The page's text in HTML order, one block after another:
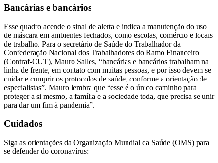
Bancárias e bancários
Esse quadro acende o sinal de alerta e indica a manutenção do uso
de máscara em ambientes fechados, como escolas, comércio e locais
de trabalho. Para o secretário de Saúde do Trabalhador da
Confederação Nacional dos Trabalhadores do Ramo Financeiro
(Contraf-CUT), Mauro Salles, “bancárias e bancários trabalham na
linha de frente, em contato com muitas pessoas, e por isso devem se
cuidar e cumprir os protocolos de saúde, conforme a orientação de
especialistas”. Mauro lembra que “esse é o único caminho para
proteger a si mesmo, a família e a sociedade toda, que precisa se unir
para dar um fim à pandemia”.
Cuidados
Siga as orientações da Organização Mundial da Saúde (OMS) para
se defender do coronavírus: